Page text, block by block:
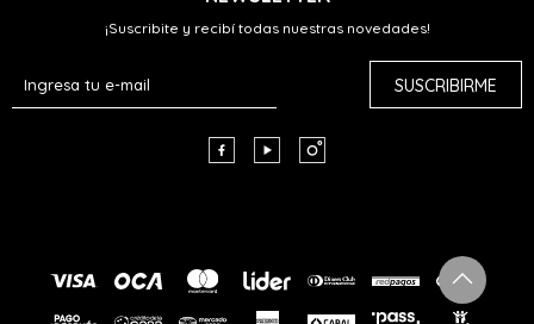
¡Suscribite y recibí todas nuestras novedades!
SUSCRIBIRME
  